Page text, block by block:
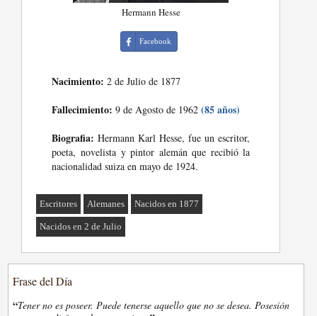
Hermann Hesse
Facebook
Nacimiento: 2 de Julio de 1877
Fallecimiento: 9 de Agosto de 1962(85 años)
Biografia: Hermann Karl Hesse, fue un escritor,
poeta, novelista y pintor alemán que recibió la
nacionalidad suiza en mayo de 1924.
Escritores Alemanes Nacidos en 1877
Nacidos en 2 de Julio
Frase del Día
“Tener no es poseer. Puede tenerse aquello que no se desea. Posesión